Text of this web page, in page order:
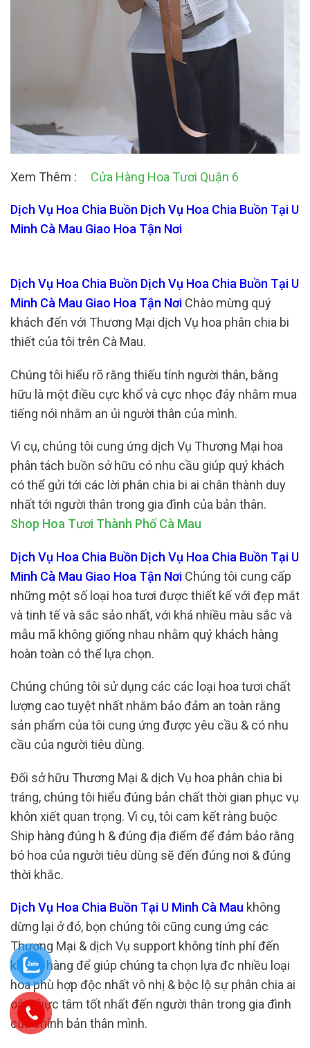
Xem Thêm : Cửa Hàng Hoa Tươi Quận 6
Dịch Vụ Hoa Chia Buồn Dịch Vụ Hoa Chia Buồn Tại U
Minh Cà Mau Giao Hoa Tận Nơi
Dịch Vụ Hoa Chia Buồn Dịch Vụ Hoa Chia Buồn Tại U
Minh Cà Mau Giao Hoa Tận Nơi Chào mừng quý
khách đến với Thương Mại dịch Vụ hoa phân chia bi
thiết của tôi trên Cà Mau.
Chúng tôi hiểu rõ rằng thiếu tính người thân, bằng
hữu là một điều cực khổ và cực nhọc đáy nhằm mua
tiếng nói nhằm an ủi người thân của mình.
Vì cụ, chúng tôi cung ứng dịch Vụ Thương Mại hoa
phân tách buồn sở hữu có nhu cầu giúp quý khách
có thể gửi tới các lời phân chia bi ai chân thành duy
nhất tới người thân trong gia đình của bản thân.
Shop Hoa Tươi Thành Phố Cà Mau
Dịch Vụ Hoa Chia Buồn Dịch Vụ Hoa Chia Buồn Tại U
Minh Cà Mau Giao Hoa Tận Nơi Chúng tôi cung cấp
những một số loại hoa tươi được thiết kế với đẹp mắt
và tinh tế và sắc sảo nhất, với khá nhiều màu sắc và
mẫu mã không giống nhau nhằm quý khách hàng
hoàn toàn có thể lựa chọn.
Chúng chúng tôi sử dụng các các loại hoa tươi chất
lượng cao tuyệt nhất nhằm bảo đảm an toàn rằng
sản phẩm của tôi cung ứng được yêu cầu & có nhu
cầu của người tiêu dùng.
Đối sở hữu Thương Mại & dịch Vụ hoa phân chia bi
tráng, chúng tôi hiểu đúng bản chất thời gian phục vụ
khôn xiết quan trọng. Vì cụ, tôi cam kết ràng buộc
Ship hàng đúng h & đúng địa điểm để đảm bảo rằng
bó hoa của người tiêu dùng sẽ đến đúng nơi & đúng
thời khắc.
Dịch Vụ Hoa Chia Buồn Tại U Minh Cà Mau không
dừng lại ở đó, bọn chúng tôi cũng cung ứng các
Thương Mại & dịch Vụ support không tính phí đến
khách hàng để giúp chúng ta chọn lựa đc nhiều loại
hoa phù hợp độc nhất vô nhị & bộc lộ sự phân chia ai
oán thực tâm tốt nhất đến người thân trong gia đình
của chính bản thân mình.